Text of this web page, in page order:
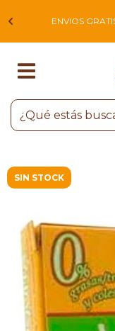
ENVIOS
SIN STOCK